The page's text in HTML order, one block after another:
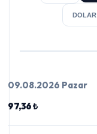
DOLAR
09.08.2026 Pazar
97,36 ₺